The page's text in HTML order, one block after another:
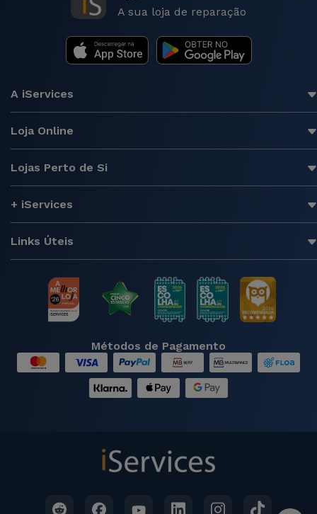
A sua loja de reparação
A iServices
Loja Online
Lojas Perto de Si
+ iServices
Links Úteis
Métodos de Pagamento